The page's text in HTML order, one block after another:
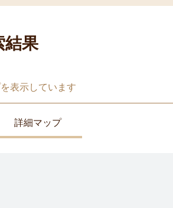
結果
を表示しています
詳細マップ